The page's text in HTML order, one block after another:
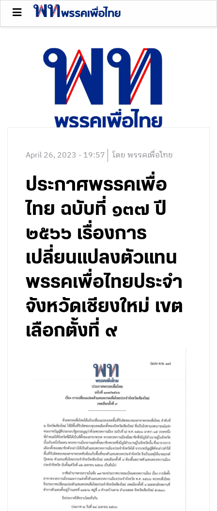
April 26, 2023 - 19:57 โดย พรรคเพื่อไทย
ประกาศพรรคเพื่อ
ไทย ฉบับที่ ๑๓๗ ปี
๒๕๖๖ เรื่องการ
เปลี่ยนแปลงตัวแทน
พรรคเพื่อไทยประจำ
จังหวัดเชียงใหม่ เขต
เลือกตั้งที่ ๙